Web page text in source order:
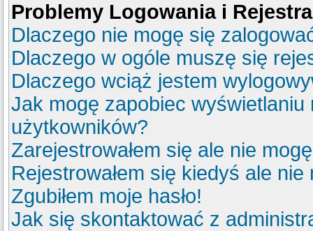
Problemy Logowania i
Dlaczego nie mogę się
Dlaczego w ogóle muszę się
Dlaczego wciąż jestem
Jak mogę zapobiec
użytkowników?
Zarejestrowałem się ale nie
Rejestrowałem się kiedyś ale
Zgubiłem moje hasło!
Jak się skontaktować z